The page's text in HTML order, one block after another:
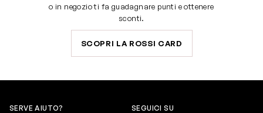
o in negozio ti fa guadagnare punti e ottenere
sconti.
SCOPRI LA ROSSI CARD
SERVE AIUTO? SEGUICI SU